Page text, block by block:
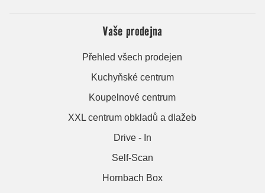
Vaše prodejna
Přehled všech prodejen
Kuchyňské centrum
Koupelnové centrum
XXL centrum obkladů a dlažeb
Drive - In
Self-Scan
Hornbach Box